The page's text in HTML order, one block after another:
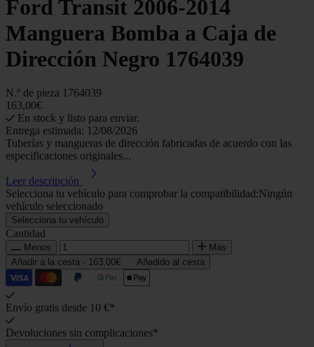
Ford Transit 2006-2014
Manguera Bomba a Caja de
Dirección Negro 1764039
N.º de pieza 1764039
163,00€
En stock y listo para enviar.
Entrega estimada: 12/08/2026
Tuberías y mangueras de dirección fabricadas de acuerdo con las
especificaciones originales...
Leer descripción
Selecciona tu vehículo para comprobar la compatibilidad:Ningún
vehículo seleccionado
Selecciona tu vehículo
Cantidad
Menos
Más
Añadir a la cesta - 163,00€ Añadido al cesta
Envío gratis desde 10 €*
Devoluciones sin complicaciones*